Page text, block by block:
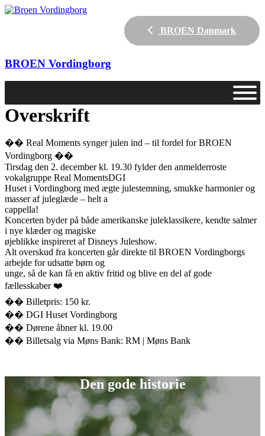
BROEN Danmark
BROEN Vordingborg
Overskrift
�� Real Moments synger julen ind – til fordel for BROEN
Vordingborg ��
Tirsdag den 2. december kl. 19.30 fylder den anmelderroste
vokalgruppe Real MomentsDGI
Huset i Vordingborg med ægte julestemning, smukke harmonier og
masser af juleglæde – helt a
cappella!
Koncerten byder på både amerikanske juleklassikere, kendte salmer
i nye klæder og magiske
øjeblikke inspireret af Disneys Juleshow.
Alt overskud fra koncerten går direkte til BROEN Vordingborgs
arbejde for udsatte børn og
unge, så de kan få en aktiv fritid og blive en del af gode
fællesskaber ❤️
�� Billetpris: 150 kr.
�� DGI Huset Vordingborg
�� Dørene åbner kl. 19.00
��️ Billetsalg via Møns Bank: RM | Møns Bank
Den gode historie